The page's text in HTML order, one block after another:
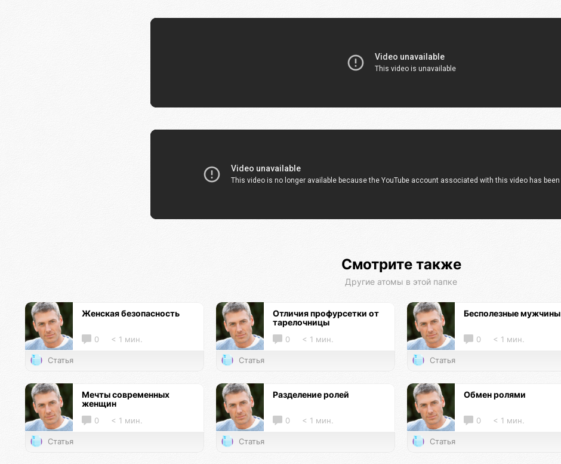
Смотрите также
Другие атомы в этой папке
Женская безопасность
0 < 1 мин.
Статья
Отличия профурсетки от
тарелочницы
0 < 1 мин.
Статья
Бесполезные мужчины
0 < 1 мин.
Статья
Мечты современных
женщин
0 < 1 мин.
Статья
Разделение ролей
0 < 1 мин.
Статья
Обмен ролями
0 < 1 мин.
Статья